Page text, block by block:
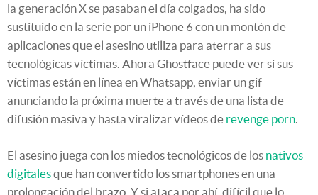
la generación X se pasaban el día colgados, ha sido
sustituido en la serie por un iPhone 6 con un montón de
aplicaciones que el asesino utiliza para aterrar a sus
tecnológicas víctimas. Ahora Ghostface puede ver si sus
víctimas están en línea en Whatsapp, enviar un gif
anunciando la próxima muerte a través de una lista de
difusión masiva y hasta viralizar vídeos de revenge porn.
El asesino juega con los miedos tecnológicos de los nativos
digitalesque han convertido los smartphones en una
prolongación del brazo. Y si ataca por ahí, difícil que lo